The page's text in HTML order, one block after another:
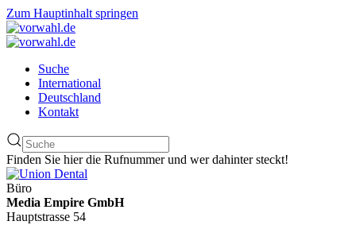
Zum Hauptinhalt springen
Suche
International
Deutschland
Kontakt
Finden Sie hier die Rufnummer und wer dahinter steckt!
Büro
Media Empire GmbH
Hauptstrasse 54